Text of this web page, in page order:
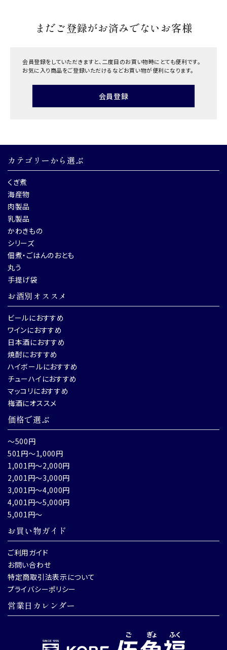
まだご登録がお済みでないお客様
会員登録をしていただきますと、二度目のお買い物時にとても便利です。
お気に入り商品をご登録いただけるなどお買い物が便利になります。
会員登録
カテゴリーから選ぶ
くぎ煮
海産物
肉製品
乳製品
かわきもの
シリーズ
佃煮・ごはんのおとも
丸う
手提げ袋
お酒別オススメ
ビールにおすすめ
ワインにおすすめ
日本酒におすすめ
焼酎におすすめ
ハイボールにおすすめ
チューハイにおすすめ
マッコリにおすすめ
梅酒にオススメ
価格で選ぶ
～500円
501円～1,000円
1,001円～2,000円
2,001円～3,000円
3,001円～4,000円
4,001円～5,000円
5,001円～
お買い物ガイド
ご利用ガイド
お問い合わせ
特定商取引法表示について
プライバシーポリシー
営業日カレンダー